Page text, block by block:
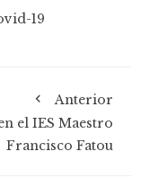
19
Anterior
el IES Maestro
Francisco Fatou